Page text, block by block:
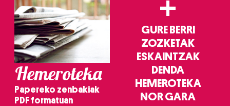
Hemeroteka
Papereko zenbakiak
PDF formatuan
+
GURE BERRI
ZOZKETAK
ESKAINTZAK
DENDA
HEMEROTEKA
NOR GARA